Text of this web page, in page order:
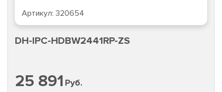
Артикул: 320654
DH-IPC-HDBW2441RP-ZS
25 891 Руб.